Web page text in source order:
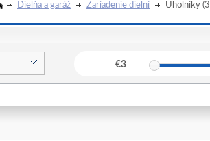
Dielňa a garáž Zariadenie dielní Uholníky
€3